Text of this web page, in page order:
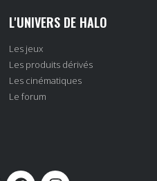
L'UNIVERS DE HALO
Les jeux
Les produits dérivés
Les cinématiques
Le forum